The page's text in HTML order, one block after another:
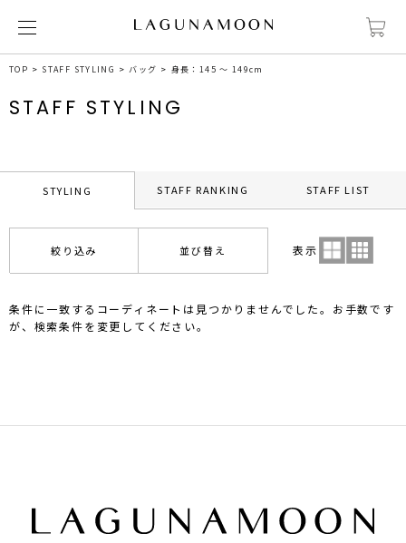
TOP STAFF STYLING バッグ 身長：145 ～ 149cm
STAFF STYLING
STYLING STAFF RANKING STAFF LIST
絞り込み 並び替え 表示
条件に一致するコーディネートは見つかりませんでした。お手数です
が、検索条件を変更してください。